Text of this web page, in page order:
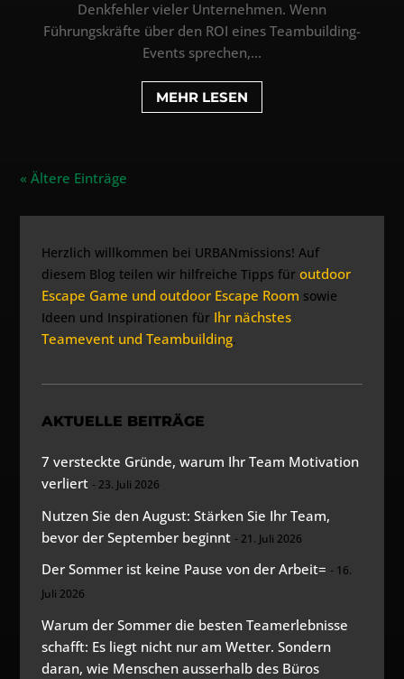
Denkfehler vieler Unternehmen. Wenn
Führungskräfte über den ROI eines Teambuilding-
Events sprechen,...
MEHR LESEN
« Ältere Einträge
Herzlich willkommen bei URBANmissions! Auf
diesem Blog teilen wir hilfreiche Tipps füroutdoor
Escape Game und outdoor Escape Room sowie
Ideen und Inspirationen für Ihr nächstes
Teamevent und Teambuilding.
AKTUELLE BEITRÄGE
7 versteckte Gründe, warum Ihr Team Motivation
verliert
23. Juli 2026
Nutzen Sie den August: Stärken Sie Ihr Team,
bevor der September beginnt
21. Juli 2026
Der Sommer ist keine Pause von der Arbeit=
16.
Juli 2026
Warum der Sommer die besten Teamerlebnisse
schafft: Es liegt nicht nur am Wetter. Sondern
daran, wie Menschen ausserhalb des Büros